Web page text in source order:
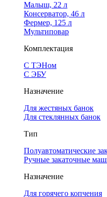
Малыш, 22 л
Консерватор, 46 л
Фермер, 125 л
Мультиповар
Комплектация
С ТЭНом
С ЭБУ
Назначение
Для жестяных банок
Для стеклянных банок
Тип
Полуавтоматические
Ручные закаточные
Назначение
Для горячего копчения